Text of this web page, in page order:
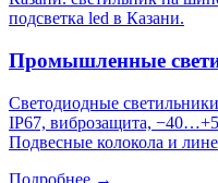
подсветка led в Казани.
Промышленные
Светодиодные
IP67, виброзащита,
Подвесные колокола и
Подробнее →